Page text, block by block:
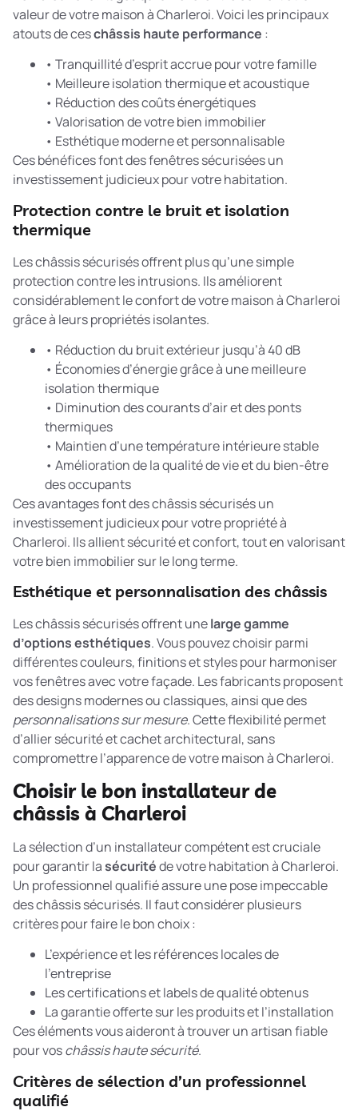
valeur de votre maison à Charleroi. Voici les principaux
atouts de ceschâssis haute performance :
• Tranquillité d’esprit accrue pour votre famille
• Meilleure isolation thermique et acoustique
• Réduction des coûts énergétiques
• Valorisation de votre bien immobilier
• Esthétique moderne et personnalisable
Ces bénéfices font des fenêtres sécurisées un
investissement judicieux pour votre habitation.
Protection contre le bruit et isolation
thermique
Les châssis sécurisés offrent plus qu’une simple
protection contre les intrusions. Ils améliorent
considérablement le confort de votre maison à Charleroi
grâce à leurs propriétés isolantes.
• Réduction du bruit extérieur jusqu’à 40 dB
• Économies d’énergie grâce à une meilleure
isolation thermique
• Diminution des courants d’air et des ponts
thermiques
• Maintien d’une température intérieure stable
• Amélioration de la qualité de vie et du bien-être
des occupants
Ces avantages font des châssis sécurisés un
investissement judicieux pour votre propriété à
Charleroi. Ils allient sécurité et confort, tout en valorisant
votre bien immobilier sur le long terme.
Esthétique et personnalisation des châssis
Les châssis sécurisés offrent unelarge gamme
d’options esthétiques. Vous pouvez choisir parmi
différentes couleurs, finitions et styles pour harmoniser
vos fenêtres avec votre façade. Les fabricants proposent
des designs modernes ou classiques, ainsi que des
personnalisations sur mesure. Cette flexibilité permet
d’allier sécurité et cachet architectural, sans
compromettre l’apparence de votre maison à Charleroi.
Choisir le bon installateur de
châssis à Charleroi
La sélection d’un installateur compétent est cruciale
pour garantir lasécuritéde votre habitation à Charleroi.
Un professionnel qualifié assure une pose impeccable
des châssis sécurisés. Il faut considérer plusieurs
critères pour faire le bon choix :
L’expérience et les références locales de
l’entreprise
Les certifications et labels de qualité obtenus
La garantie offerte sur les produits et l’installation
Ces éléments vous aideront à trouver un artisan fiable
pour voschâssis haute sécurité.
Critères de sélection d’un professionnel
qualifié